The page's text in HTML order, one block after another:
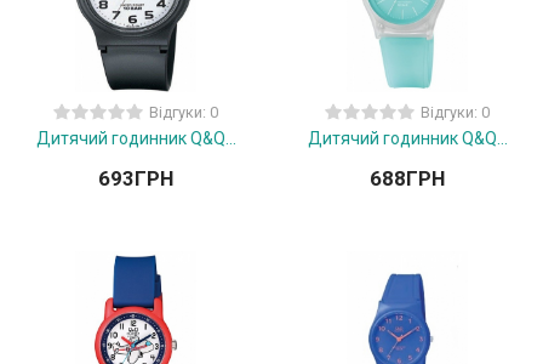
Відгуки: 0
Дитячий годинник Q&Q...
693ГРН
Відгуки: 0
Дитячий годинник Q&Q...
688ГРН